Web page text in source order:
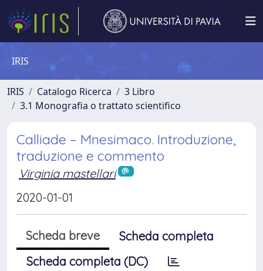
IRIS
IRIS Catalogo Ricerca
3 Libro
3.1 Monografia o trattato scientifico
Calliade – Mnesimaco. Introduzione,
traduzione e commento
Virginia mastellari
2020-01-01
Scheda breve
Scheda completa
Scheda completa (DC)